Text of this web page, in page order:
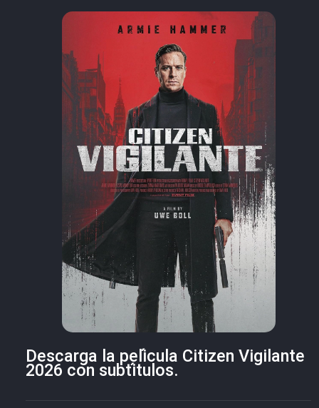
Descarga la película Citizen Vigilante
2026 con subtítulos.